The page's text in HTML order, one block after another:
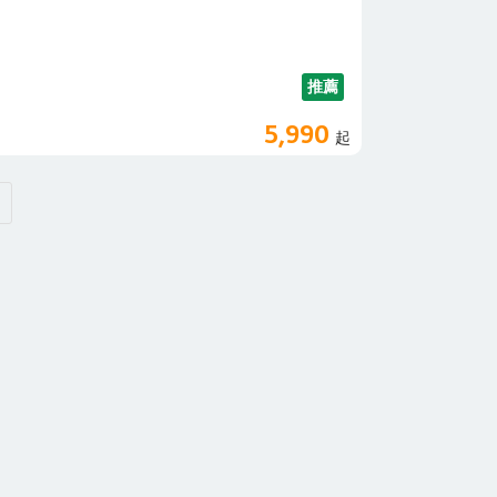
推薦
5,990 起